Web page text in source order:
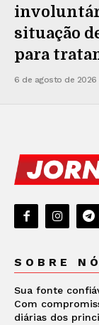
situação
para
6 de agosto de 2026
SOBRE
Sua fonte
Com
diárias dos